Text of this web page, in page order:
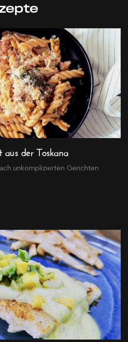
der Toskana
unkomplizierten Gerichten